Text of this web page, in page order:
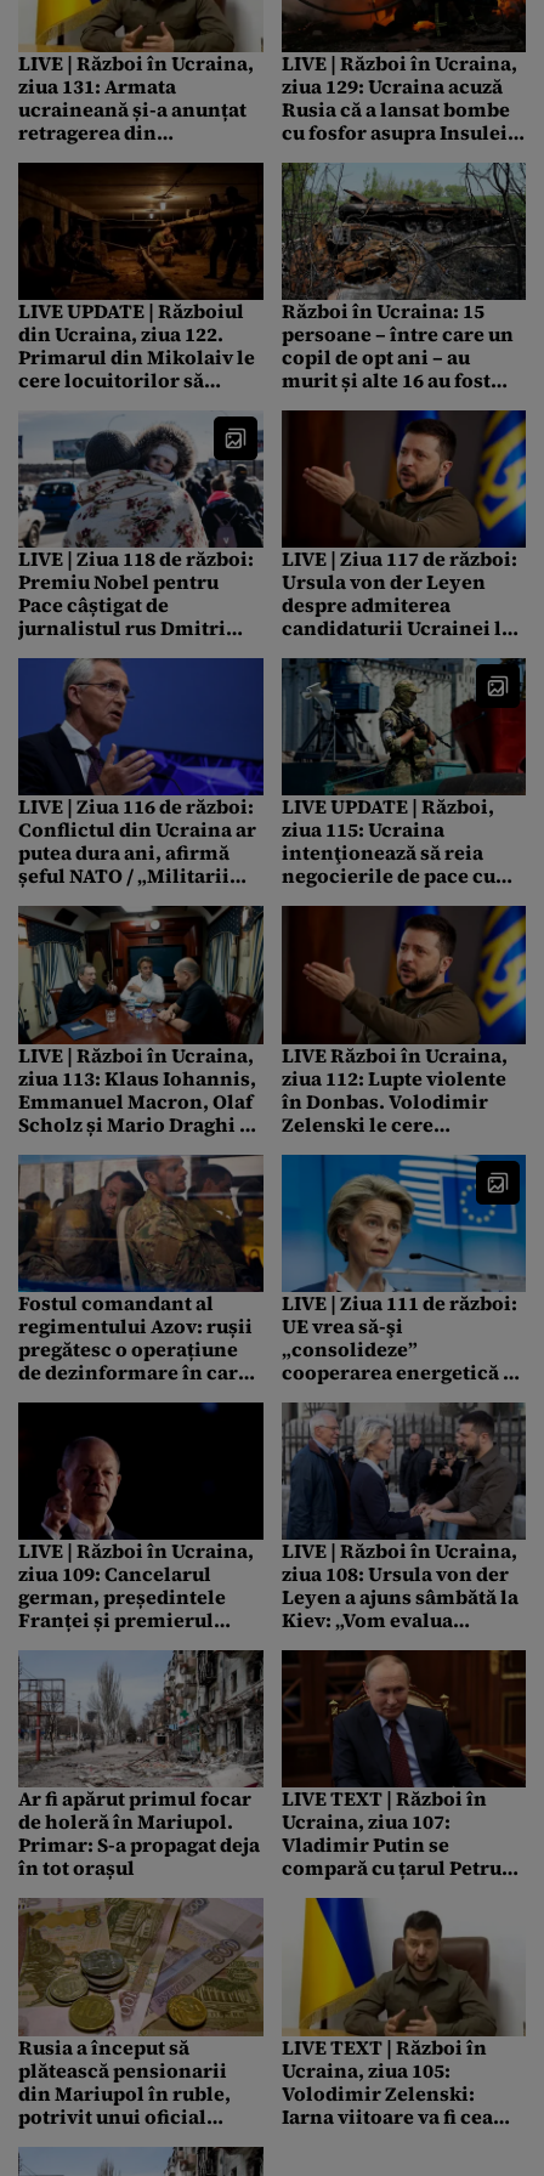
LIVE | Război în Ucraina,
ziua 131: Armata
ucraineană și-a anunțat
retragerea din
pe care încă îl controla
în regiunea Lugansk
/ Rusia spune că are
controlul total în zonă /
Volodimir Zelenski:
Ucraina nu renunță la
nimic și se va întoarce
LIVE | Război în Ucraina,
ziua 129: Ucraina acuză
Rusia că a lansat bombe
cu fosfor asupra Insulei
puternice în orașul
ucrainean Mykolaiv /
SUA trimite un nou
pachet de ajutor Ucrainei
LIVE UPDATE | Războiul
din Ucraina, ziua 122.
Primarul din Mikolaiv le
cere locuitorilor să
Război în Ucraina: 15
persoane – între care un
copil de opt ani – au
murit și alte 16 au fost
rus în regiunea Harkov
LIVE | Ziua 118 de război:
Premiu Nobel pentru
Pace câștigat de
jurnalistul rus Dmitri
licitație cu 103,5
milioane de dolari/ Banii
vor ajunge la copiii
refugiați din Ucraina
LIVE | Ziua 117 de război:
Ursula von der Leyen
despre admiterea
candidaturii Ucrainei la
Cred cu tărie că vom
obține o decizie pozitivă”
/ Volodimir Zelenski
afirmă că atacurile
Rusiei se vor intensifica
odată cu summitul UE:
„Suntem pregătiți”
LIVE | Ziua 116 de război:
Conflictul din Ucraina ar
putea dura ani, afirmă
șeful NATO / „Militarii
trebuie să se pregătească
să lupte din nou în
Europa”, spune noul șef
al Armatei britanice
LIVE UPDATE | Război,
ziua 115: Ucraina
intenţionează să reia
negocierile de pace cu
Rusia până la sfârşitul lui
august / Armata rusă şi-a
consolidat poziţiile pe
Insula Şerpilor din
Marea Neagră
LIVE | Război în Ucraina,
ziua 113: Klaus Iohannis,
Emmanuel Macron, Olaf
Scholz și Mario Draghi au
Președintele României,
după vizita la Irpin: Nu
există cuvinte să descrii
tragedia inimaginabilă și
distrugerile oribile pe
care le-am văzut
LIVE Război în Ucraina,
ziua 112: Lupte violente
în Donbas. Volodimir
Zelenski le cere
„Este vital să rămânem în
Donbas!”
Fostul comandant al
regimentului Azov: rușii
pregătesc o operațiune
de dezinformare în care
LIVE | Ziua 111 de război:
UE vrea să-şi
„consolideze”
cooperarea energetică cu
„şantajul” Rusiei / O nouă
groapă comună a fost
descoperită lângă Bucha
/ Papa Francisc: Trăim al
treilea război mondial /
Volodimir Zelenski
promite că va recuceri
Crimeea
LIVE | Război în Ucraina,
ziua 109: Cancelarul
german, președintele
Franței și premierul
Rusia susține că a distrus
un depozit cu arme
occidentale în Ucraina
LIVE | Război în Ucraina,
ziua 108: Ursula von der
Leyen a ajuns sâmbătă la
Kiev: „Vom evalua
Ucraina pe calea
europeană”
Ar fi apărut primul focar
de holeră în Mariupol.
Primar: S-a propagat deja
în tot orașul
LIVE TEXT | Război în
Ucraina, ziua 107:
Vladimir Putin se
compară cu țarul Petru
mai multă artilerie / Doi
britanici și un marocan,
care luptau pentru
armata de la Kiev,
condamnați la moarte de
Rusia
Rusia a început să
plătească pensionarii
din Mariupol în ruble,
potrivit unui oficial
LIVE TEXT | Război în
Ucraina, ziua 105:
Volodimir Zelenski:
Iarna viitoare va fi cea